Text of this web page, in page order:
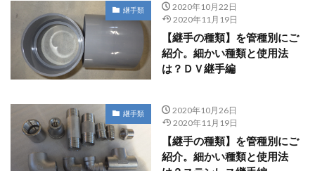
継手類
2020年10月22日
2020年11月19日
【継手の種類】を管種別にご
紹介。細かい種類と使用法
は？ＤＶ継手編
継手類
2020年10月26日
2020年11月19日
【継手の種類】を管種別にご
紹介。細かい種類と使用法